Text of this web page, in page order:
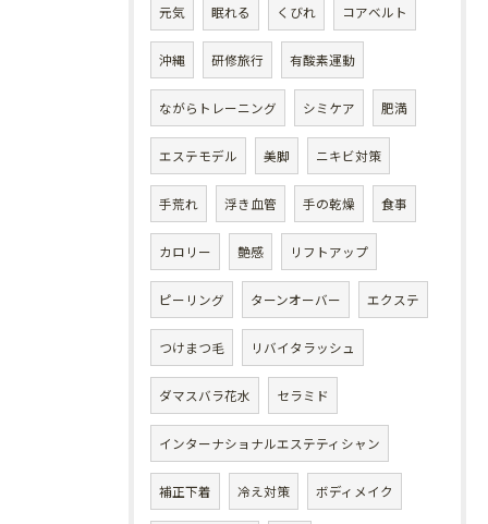
元気 眠れる くびれ コアベルト
沖縄 研修旅行 有酸素運動
ながらトレーニング シミケア 肥満
エステモデル 美脚 ニキビ対策
手荒れ 浮き血管 手の乾燥 食事
カロリー 艶感 リフトアップ
ピーリング ターンオーバー エクステ
つけまつ毛 リバイタラッシュ
ダマスバラ花水 セラミド
インターナショナルエステティシャン
補正下着 冷え対策 ボディメイク